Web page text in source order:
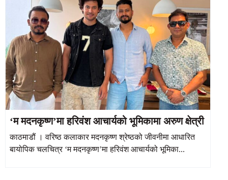
‘म मदनकृष्ण’मा हरिवंश आचार्यको भूमिकामा अरुण क्षेत्री
काठमाडौं । वरिष्ठ कलाकार मदनकृष्ण श्रेष्ठको जीवनीमा आधारित
बायोपिक चलचित्र ‘म मदनकृष्ण’मा हरिवंश आचार्यको भूमिका...